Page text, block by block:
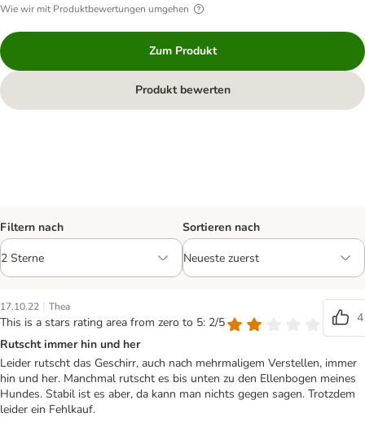
Wie wir mit Produktbewertungen umgehen
Zum Produkt
Produkt bewerten
Filtern nach Sortieren nach
17.10.22 | Thea
This is a stars rating area from zero to 5: 2/5
4
Rutscht immer hin und her
Leider rutscht das Geschirr, auch nach mehrmaligem Verstellen, immer
hin und her. Manchmal rutscht es bis unten zu den Ellenbogen meines
Hundes. Stabil ist es aber, da kann man nichts gegen sagen. Trotzdem
leider ein Fehlkauf.